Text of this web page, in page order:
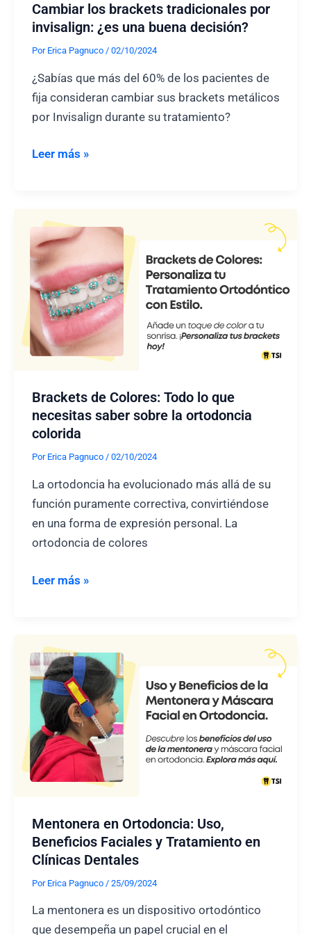
y
mandíbula
en
Ortodoncia
Cambiar los brackets tradicionales por
invisalign: ¿es una buena decisión?
Por Erica Pagnuco / 02/10/2024
¿Sabías que más del 60% de los pacientes de
fija consideran cambiar sus brackets metálicos
por Invisalign durante su tratamiento?
Cambiar
por
invisalign:
¿es
una
buena
decisión?
Leer más »
Brackets de Colores: Todo lo que
necesitas saber sobre la ortodoncia
colorida
Por Erica Pagnuco / 02/10/2024
La ortodoncia ha evolucionado más allá de su
función puramente correctiva, convirtiéndose
en una forma de expresión personal. La
ortodoncia de colores
Brackets
lo
que
necesitas
saber
sobre
la
ortodoncia
Leer más »
Mentonera en Ortodoncia: Uso,
Beneficios Faciales y Tratamiento en
Clínicas Dentales
Por Erica Pagnuco / 25/09/2024
La mentonera es un dispositivo ortodóntico
que desempeña un papel crucial en el